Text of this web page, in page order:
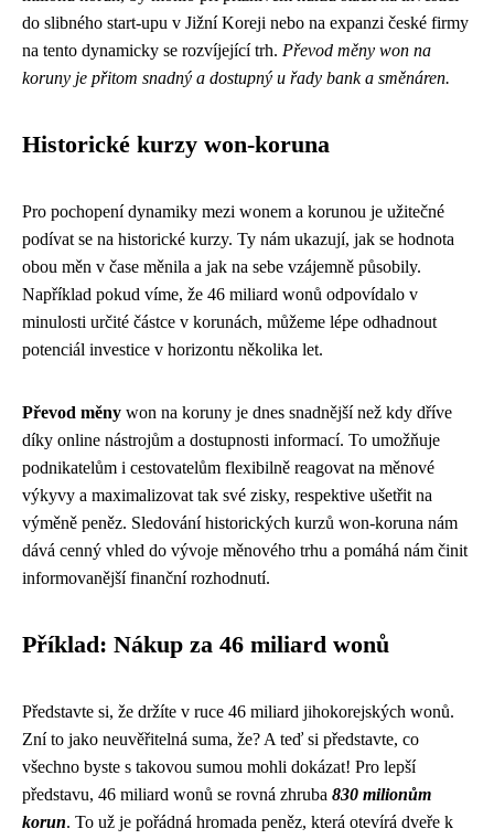
do slibného start-upu v Jižní Koreji nebo na expanzi české firmy
na tento dynamicky se rozvíjející trh. Převod měny won na
koruny je přitom snadný a dostupný u řady bank a směnáren.
Historické kurzy won-koruna
Pro pochopení dynamiky mezi wonem a korunou je užitečné
podívat se na historické kurzy. Ty nám ukazují, jak se hodnota
obou měn v čase měnila a jak na sebe vzájemně působily.
Například pokud víme, že 46 miliard wonů odpovídalo v
minulosti určité částce v korunách, můžeme lépe odhadnout
potenciál investice v horizontu několika let.
Převod měny won na koruny je dnes snadnější než kdy dříve
díky online nástrojům a dostupnosti informací. To umožňuje
podnikatelům i cestovatelům flexibilně reagovat na měnové
výkyvy a maximalizovat tak své zisky, respektive ušetřit na
výměně peněz. Sledování historických kurzů won-koruna nám
dává cenný vhled do vývoje měnového trhu a pomáhá nám činit
informovanější finanční rozhodnutí.
Příklad: Nákup za 46 miliard wonů
Představte si, že držíte v ruce 46 miliard jihokorejských wonů.
Zní to jako neuvěřitelná suma, že? A teď si představte, co
všechno byste s takovou sumou mohli dokázat! Pro lepší
představu, 46 miliard wonů se rovná zhruba 830 milionům
korun. To už je pořádná hromada peněz, která otevírá dveře k